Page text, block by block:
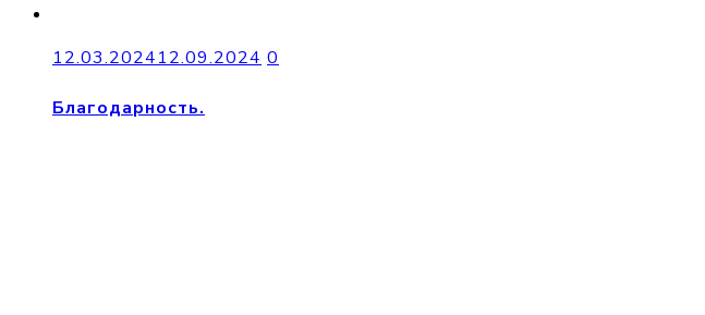
12.03.202412.09.2024 0
Благодарность.